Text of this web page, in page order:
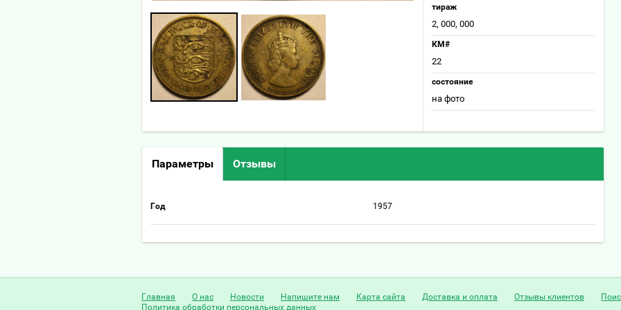
тираж
2, 000, 000
КМ#
22
состояние
на фото
Параметры Отзывы
Год 1957
Главная О нас Новости Напишите нам Карта сайта Доставка и оплата Отзывы клиентов
Политика обработки персональных данных